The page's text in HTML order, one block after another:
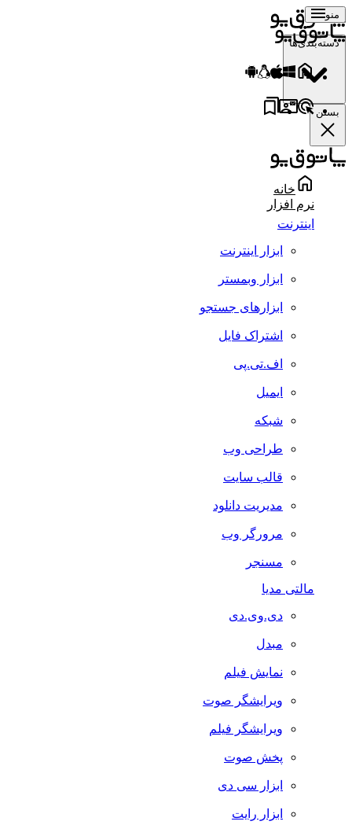
منو
دسته‌بندی‌ها
بستن
خانه
نرم افزار
اینترنت
ابزار اینترنت
ابزار وبمستر
ابزارهای جستجو
اشتراک فایل
اف.تی.پی
ایمیل
شبکه
طراحی وب
قالب سایت
مدیریت دانلود
مرورگر وب
مسنجر
مالتی مدیا
دی.وی.دی
مبدل
نمایش فیلم
ویرایشگر صوت
ویرایشگر فیلم
پخش صوت
ابزار سی دی
ابزار رایت